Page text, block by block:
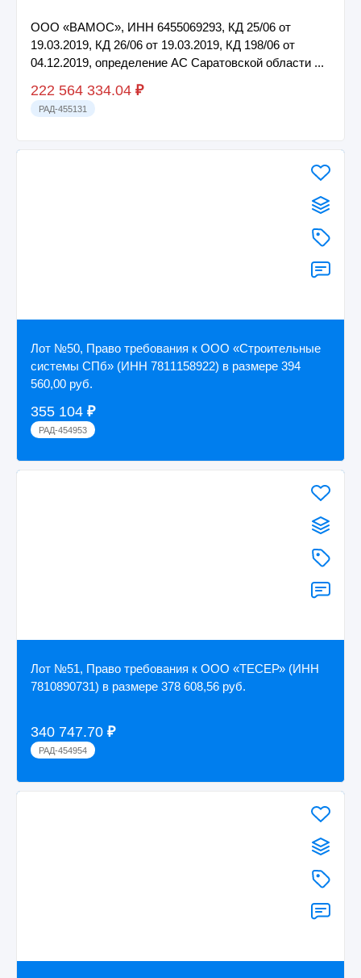
ООО «ВАМОС», ИНН 6455069293, КД 25/06 от
19.03.2019, КД 26/06 от 19.03.2019, КД 198/06 от
04.12.2019, определение АС Саратовской области ...
222 564 334.04 ₽
РАД-455131
Лот №50, Право требования к ООО «Строительные
системы СПб» (ИНН 7811158922) в размере 394
560,00 руб.
355 104 ₽
РАД-454953
Лот №51, Право требования к ООО «ТЕСЕР» (ИНН
7810890731) в размере 378 608,56 руб.
340 747.70 ₽
РАД-454954